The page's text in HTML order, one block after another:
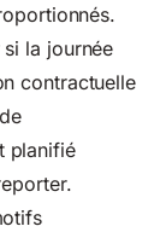
la journée
contractuelle
planifié